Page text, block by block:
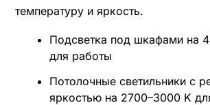
температуру и яркость.
Подсветка под шкафами на
для работы
Потолочные светильники с
яркостью на 2700–3000 K